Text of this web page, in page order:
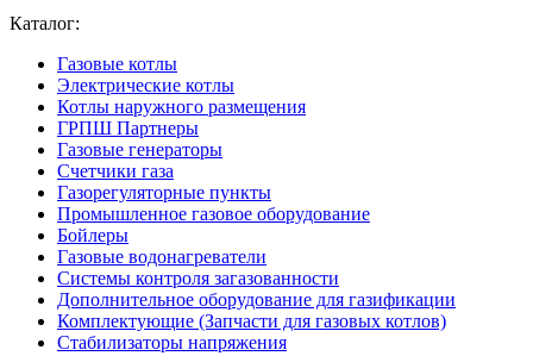
Каталог:
Газовые котлы
Электрические котлы
Котлы наружного размещения
ГРПШ Партнеры
Газовые генераторы
Счетчики газа
Газорегуляторные пункты
Промышленное газовое оборудование
Бойлеры
Газовые водонагреватели
Системы контроля загазованности
Дополнительное оборудование для газификации
Комплектующие (Запчасти для газовых котлов)
Стабилизаторы напряжения